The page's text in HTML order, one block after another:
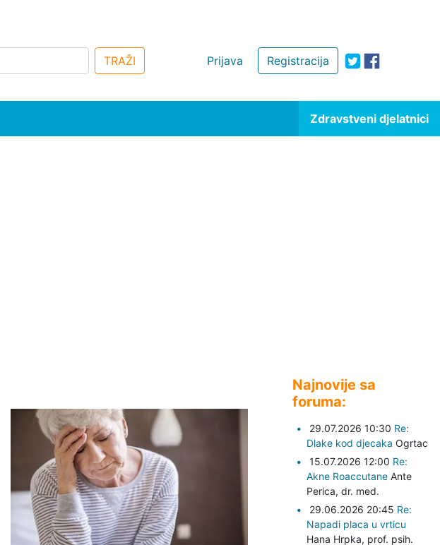
Registracija
Prijava
TRAŽI
Zdravstveni djelatnici
Najnovije sa
foruma:
29.07.2026 10:30 Re:
Dlake kod djecaka Ogrtac
15.07.2026 12:00 Re:
Akne Roaccutane Ante
Perica, dr. med.
29.06.2026 20:45 Re:
Napadi placa u vrticu
Hana Hrpka, prof. psih.